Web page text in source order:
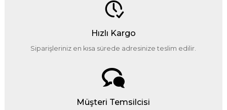
Hızlı Kargo
Siparişleriniz en kısa sürede adresinize teslim edilir.
Müşteri Temsilcisi